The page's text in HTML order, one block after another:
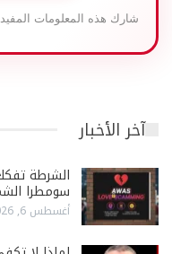
شارك هذه المعلومات
آخر الأخبار
الشرطة
سومطرا
أغسطس 6, 2026